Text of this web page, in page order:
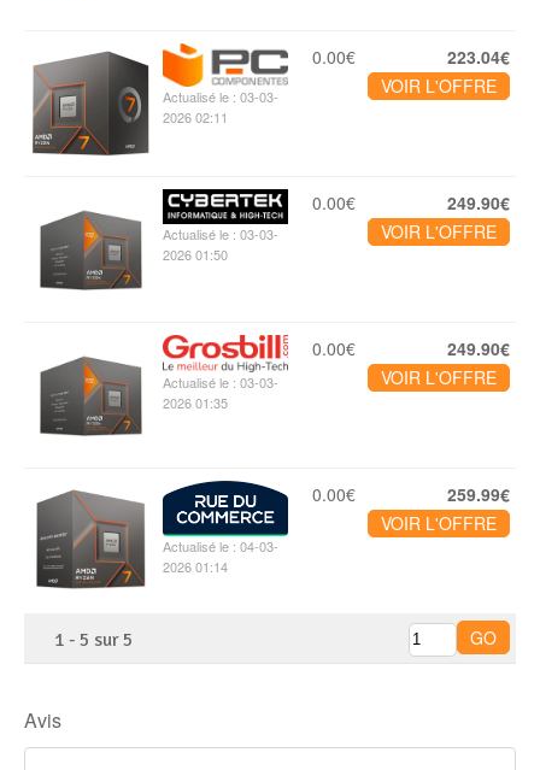
Actualisé le : 03-03-
2026 02:11
0.00€
223.04€
VOIR L'OFFRE
Actualisé le : 03-03-
2026 01:50
0.00€
249.90€
VOIR L'OFFRE
Actualisé le : 03-03-
2026 01:35
0.00€
249.90€
VOIR L'OFFRE
Actualisé le : 04-03-
2026 01:14
0.00€
259.99€
VOIR L'OFFRE
1 - 5 sur5
Avis